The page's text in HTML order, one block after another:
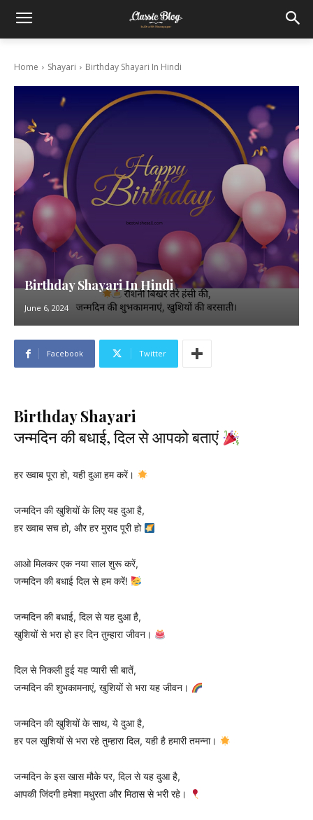
Home Shayari Birthday Shayari In Hindi
Birthday Shayari In Hindi
June 6, 2024
Facebook Twitter
Birthday Shayari
जन्मदिन की बधाई, दिल से आपको बताएं
हर ख्वाब पूरा हो, यही दुआ हम करें।
जन्मदिन की खुशियों के लिए यह दुआ है,
हर ख्वाब सच हो, और हर मुराद पूरी हो
आओ मिलकर एक नया साल शुरू करें,
जन्मदिन की बधाई दिल से हम करें!
जन्मदिन की बधाई, दिल से यह दुआ है,
खुशियों से भरा हो हर दिन तुम्हारा जीवन।
दिल से निकली हुई यह प्यारी सी बातें,
जन्मदिन की शुभकामनाएं, खुशियों से भरा यह जीवन।
जन्मदिन की खुशियों के साथ, ये दुआ है,
हर पल खुशियों से भरा रहे तुम्हारा दिल, यही है हमारी तमन्ना।
जन्मदिन के इस खास मौके पर, दिल से यह दुआ है,
आपकी जिंदगी हमेशा मधुरता और मिठास से भरी रहे।